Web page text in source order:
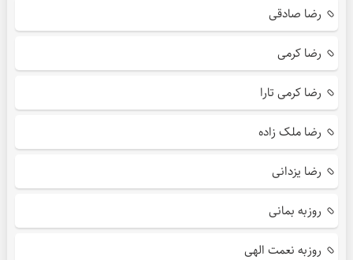
رضا صادقی
رضا کرمی
رضا کرمی تارا
رضا ملک زاده
رضا یزدانی
روزبه بمانی
روزبه نعمت الهی